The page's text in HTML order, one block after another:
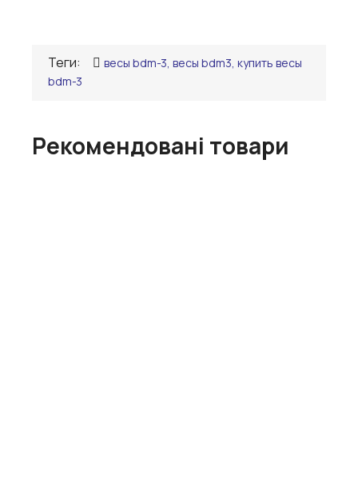
Теги:
весы bdm-3, весы bdm3, купить весы
bdm-3
Рекомендовані товари